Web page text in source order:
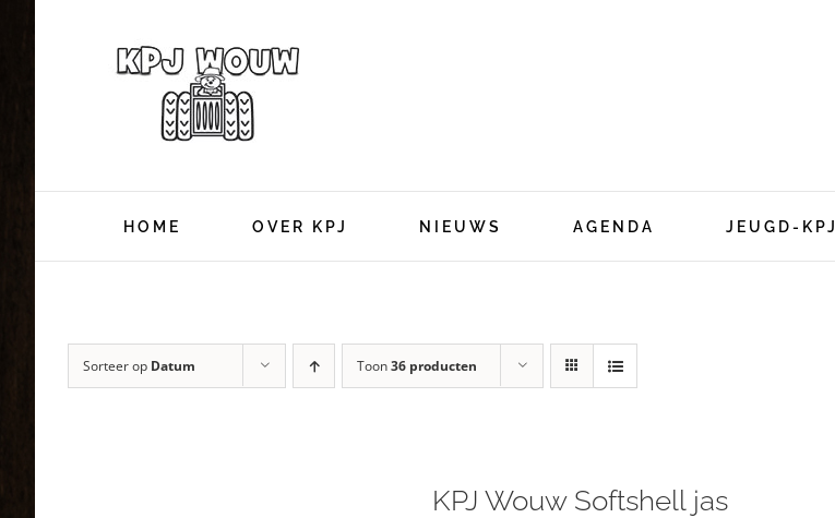
HOME OVER KPJ NIEUWS AGENDA JEUGD-KPJ
Sorteer op Datum Toon36 producten
KPJ Wouw Softshell jas